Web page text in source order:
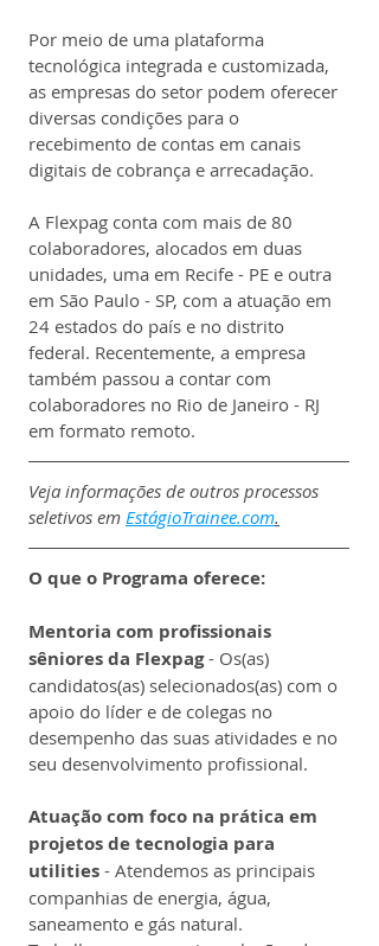
Por meio de uma plataforma
tecnológica integrada e customizada,
as empresas do setor podem oferecer
diversas condições para o
recebimento de contas em canais
digitais de cobrança e arrecadação.
A Flexpag conta com mais de 80
colaboradores, alocados em duas
unidades, uma em Recife - PE e outra
em São Paulo - SP, com a atuação em
24 estados do país e no distrito
federal. Recentemente, a empresa
também passou a contar com
colaboradores no Rio de Janeiro - RJ
em formato remoto.
Veja informações de outros processos
seletivos em EstágioTrainee.com.
O que o Programa oferece:
Mentoria com profissionais
sêniores da Flexpag - Os(as)
candidatos(as) selecionados(as) com o
apoio do líder e de colegas no
desempenho das suas atividades e no
seu desenvolvimento profissional.
Atuação com foco na prática em
projetos de tecnologia para
utilities - Atendemos as principais
companhias de energia, água,
saneamento e gás natural.